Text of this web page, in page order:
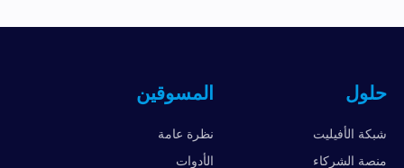
حلول
شبكة الأفيليت
منصة الشركاء
المسوقين
نظرة عامة
الأدوات